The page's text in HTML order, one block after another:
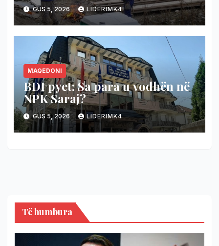
GUS 5, 2026 LIDERIMK4
MAQEDONI
BDI pyet: Sa para u vodhën në
NPK Saraj?
GUS 5, 2026 LIDERIMK4
Të humbura